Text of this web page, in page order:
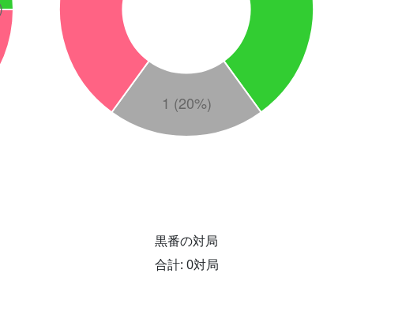
黒番の対局
合計: 0対局